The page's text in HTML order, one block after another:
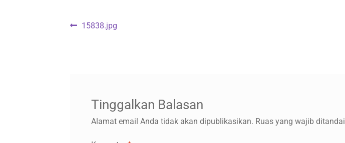
Navigasi
Previous
15838.jpg
Tinggalkan Balasan
Alamat email Anda tidak akan dipublikasikan. Ruas yang wajib ditandai